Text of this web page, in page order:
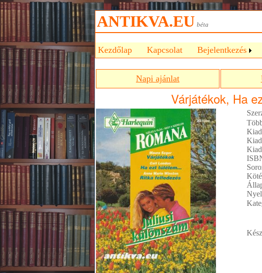
ANTIKVA.EU béta
Kezdőlap Kapcsolat Bejelentkezés
Napi ajánlat
Várjátékok, Ha